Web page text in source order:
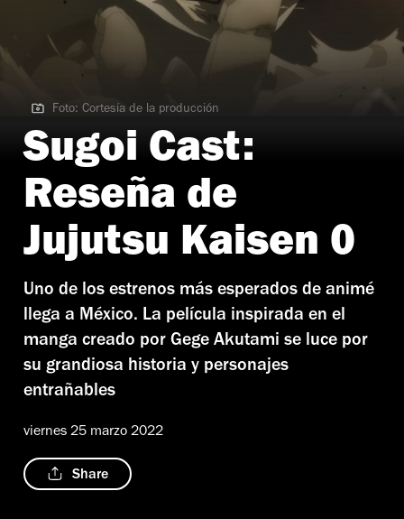
Foto: Cortesía de la producción
Foto: Cortesía de la producción
Sugoi Cast:
Reseña de
Jujutsu Kaisen 0
Uno de los estrenos más esperados de animé
llega a México. La película inspirada en el
manga creado por Gege Akutami se luce por
su grandiosa historia y personajes
entrañables
viernes 25 marzo 2022
Share